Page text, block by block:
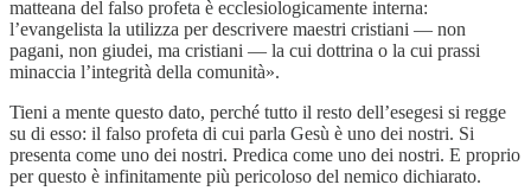
matteana del falso profeta è ecclesiologicamente interna:
l’evangelista la utilizza per descrivere maestri cristiani — non
pagani, non giudei, ma cristiani — la cui dottrina o la cui prassi
minaccia l’integrità della comunità».
Tieni a mente questo dato, perché tutto il resto dell’esegesi si regge
su di esso: il falso profeta di cui parla Gesù è uno dei nostri. Si
presenta come uno dei nostri. Predica come uno dei nostri. E proprio
per questo è infinitamente più pericoloso del nemico dichiarato.